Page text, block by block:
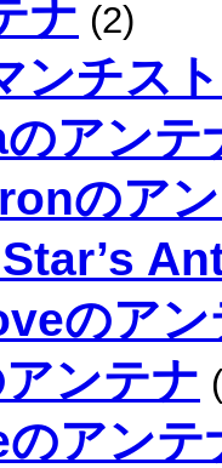
ナ (2)
ンチスト
アンテ
のア
のアン
ンテナ
アンテ